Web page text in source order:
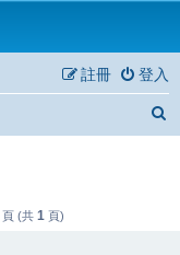
登入
註冊
頁 (共 1 頁)